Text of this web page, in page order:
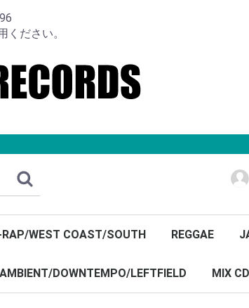
ださい。
RAP/WEST COAST/SOUTH REGGAE
AMBIENT/DOWNTEMPO/LEFTFIELD MIX CD